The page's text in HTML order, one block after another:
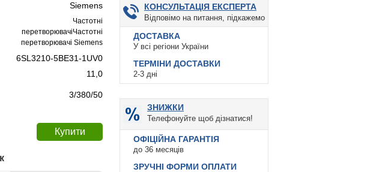
Siemens
Частотні
перетворювачіЧастотні
перетворювачі Siemens
6SL3210-5BE31-1UV0
11,0
3/380/50
КОНСУЛЬТАЦІЯ ЕКСПЕРТА
Відповімо на питання, підкажемо
ДОСТАВКА
У всі регіони України
ТЕРМІНИ ДОСТАВКИ
2-3 дні
ЗНИЖКИ
Телефонуйте щоб дізнатися!
ОФІЦІЙНА ГАРАНТІЯ
до 36 месяців
ЗРУЧНІ ФОРМИ ОПЛАТИ